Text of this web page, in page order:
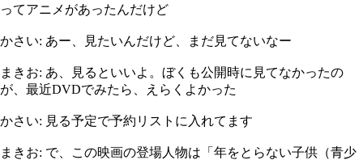
ってアニメがあったんだけど
かさい: あー、見たいんだけど、まだ見てないなー
まきお: あ、見るといいよ。ぼくも公開時に見てなかったの
が、最近DVDでみたら、えらくよかった
かさい: 見る予定で予約リストに入れてます
まきお: で、この映画の登場人物は「年をとらない子供（青少